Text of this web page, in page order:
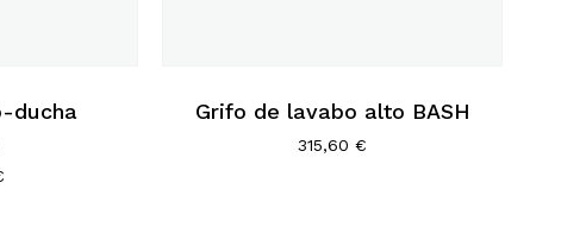
ducha
Grifo de lavabo alto BASH
315,60 €